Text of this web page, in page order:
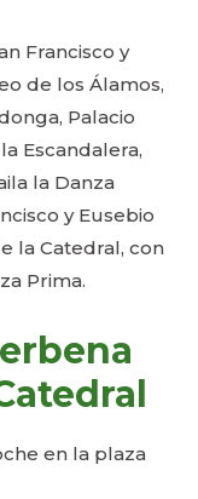
Francisco y
de los Álamos,
Palacio
Escandalera,
la Danza
y Eusebio
la Catedral, con
Prima.
en la plaza